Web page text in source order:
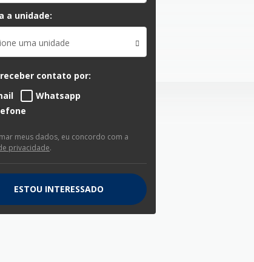
a unidade:
uma unidade
contato por:
Whatsapp
meus dados, eu concordo com a
privacidade.
ESTOU INTERESSADO